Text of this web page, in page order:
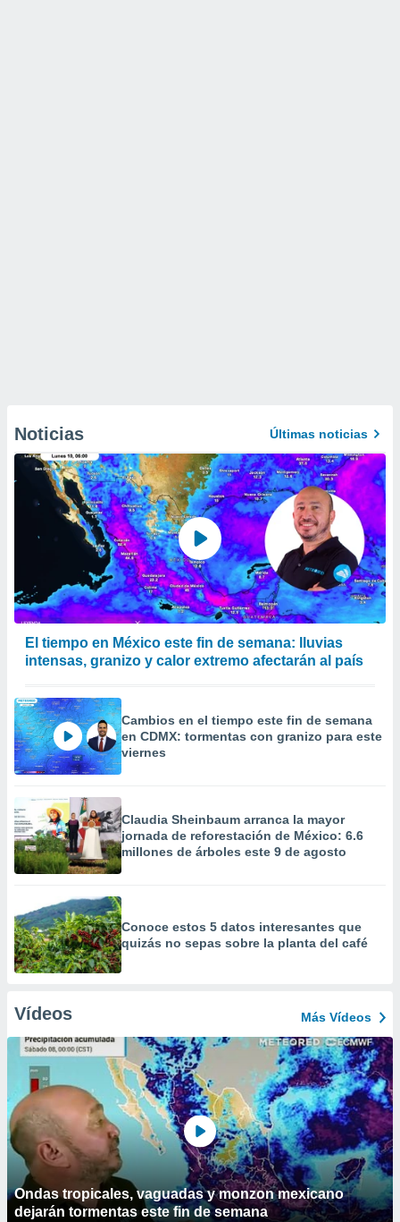
Noticias Últimas noticias
El tiempo en México este fin de semana: lluvias
intensas, granizo y calor extremo afectarán al país
Cambios en el tiempo este fin de semana
en CDMX: tormentas con granizo para este
viernes
Claudia Sheinbaum arranca la mayor
jornada de reforestación de México: 6.6
millones de árboles este 9 de agosto
Conoce estos 5 datos interesantes que
quizás no sepas sobre la planta del café
Vídeos Más Vídeos
Ondas tropicales, vaguadas y monzon mexicano
dejarán tormentas este fin de semana